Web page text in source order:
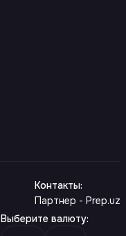
Контакты:
Партнер - Prep.uz
Выберите валюту: